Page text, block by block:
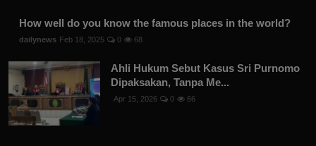
How well do you know the famous places in the world?
dailynews Feb 18, 2025 0 68
Ahli Hukum Sebut Kasus Sri Purnomo
Dipaksakan, Tanpa Me...
Apr 15, 2026 0 66